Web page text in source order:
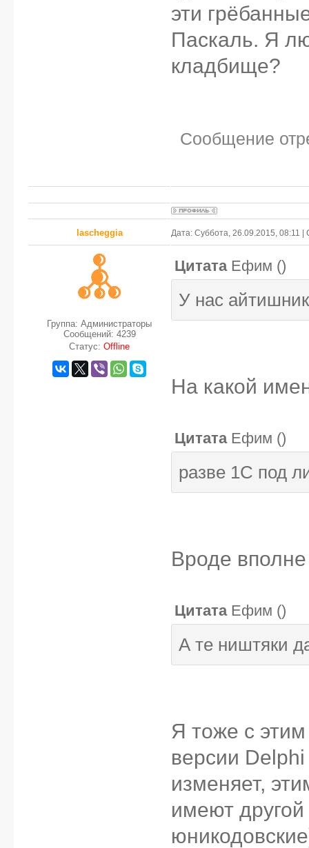
эти
Паскаль. Я
кладбище?
Сообщение
lascheggia Дата: Суббота, 26.09.2015, 08:11
Группа: Администраторы
Сообщений: 4239
Статус: Offline
Цитата Ефим ()
У нас
На какой
Цитата Ефим ()
разве 1С под
Вроде
Цитата Ефим ()
А те ништяки
Я тоже с
версии
изменяет,
имеют другой